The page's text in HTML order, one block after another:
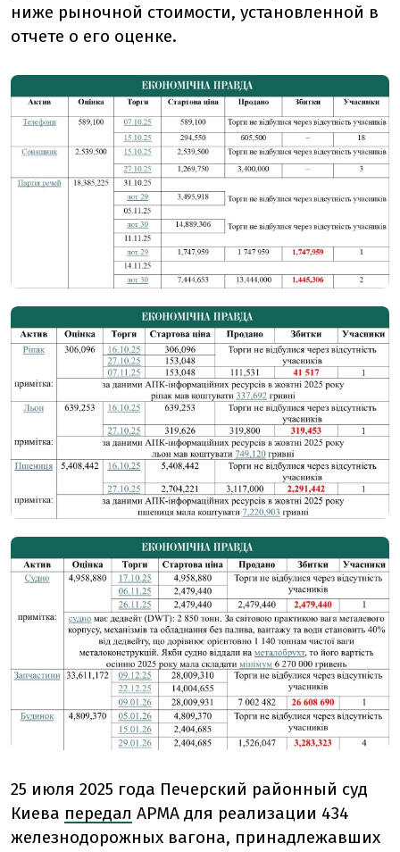
ниже рыночной стоимости, установленной в
отчете о его оценке.
25 июля 2025 года Печерский районный суд
Киева передал АРМА для реализации 434
железнодорожных вагона, принадлежавших